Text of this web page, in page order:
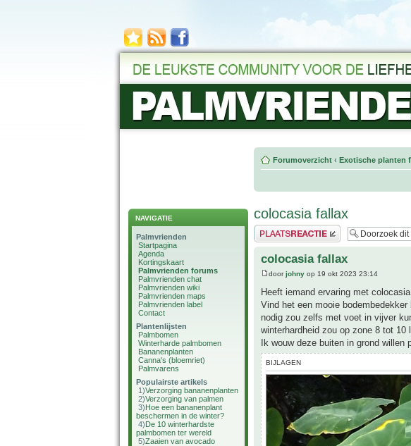
NAVIGATIE
Palmvrienden
Startpagina
Agenda
Kortingskaart
Palmvrienden forums
Palmvrienden chat
Palmvrienden wiki
Palmvrienden maps
Palmvrienden label
Contact
Plantenlijsten
Palmbomen
Winterharde palmbomen
Bananenplanten
Canna's (bloemriet)
Palmvarens
Populairste artikels
1)Verzorging bananenplanten
2)Verzorging van palmen
3)Hoe een bananenplant
beschermen in de winter?
4)De 10 winterhardste
palmbomen ter wereld
5)Zaaien van avocado
Forumoverzicht ‹ Exotische planten
colocasia fallax
Plaats een reactie
colocasia fallax
doorjohny op 19 okt 2023 23:14
Heeft iemand ervaring met
Vind het een mooie
nodig zou zelfs met voet in vijver
winterhardheid zou op zone 8 tot 10
Ik wouw deze buiten in grond willen
BIJLAGEN